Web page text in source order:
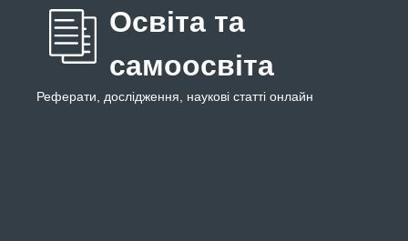
Освіта та
самоосвіта
Реферати, дослідження, наукові статті онлайн